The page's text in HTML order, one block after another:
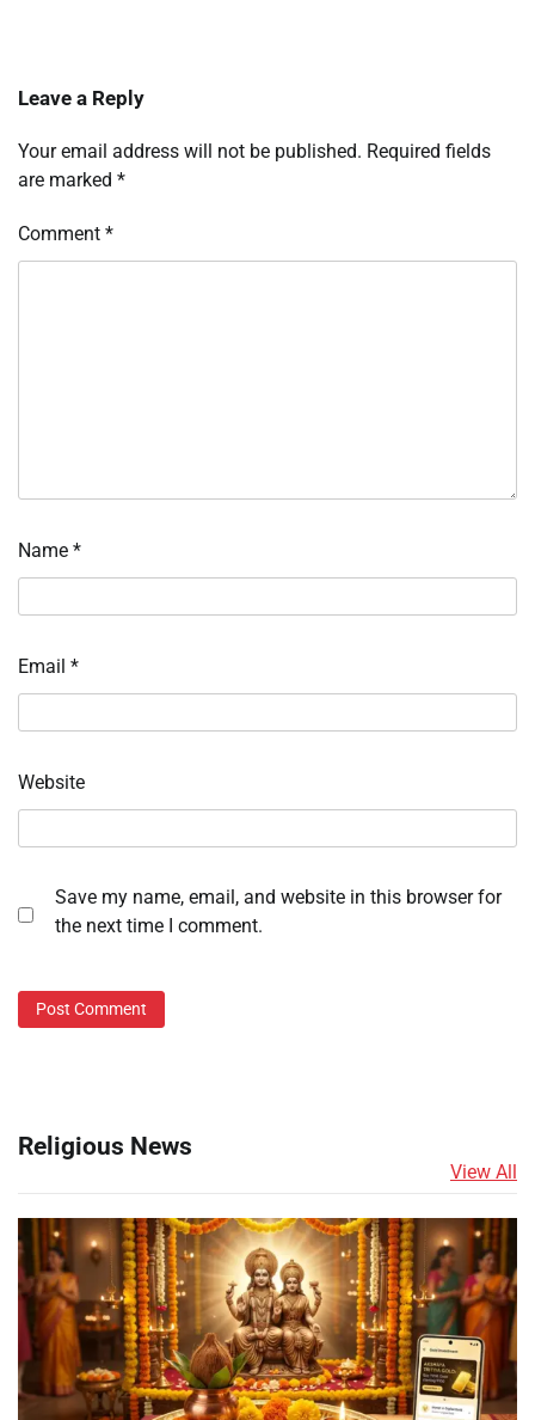
Leave a Reply
Your email address will not be published. Required fields
are marked *
Comment *
Name *
Email *
Website
Save my name, email, and website in this browser for
the next time I comment.
Religious News
View All